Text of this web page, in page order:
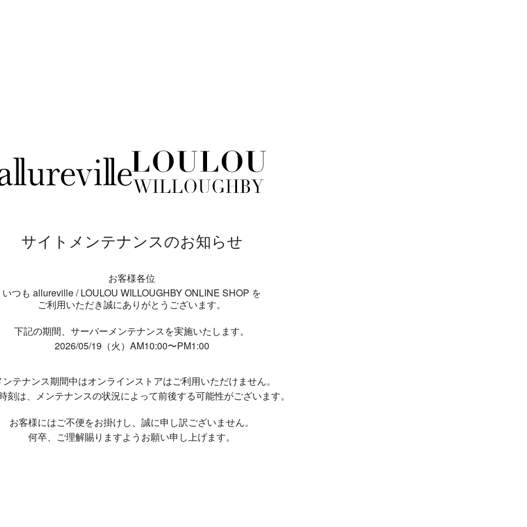
サイトメンテナンスのお知らせ
お客様各位
いつも allureville / LOULOU WILLOUGHBY ONLINE SHOP を
ご利用いただき誠にありがとうございます。
下記の期間、サーバーメンテナンスを実施いたします。
2026/05/19（火）AM10:00〜PM1:00
ンテナンス期間中はオンラインストアはご利用いただけません。
刻は、メンテナンスの状況によって前後する可能性がございます。
お客様にはご不便をお掛けし、 誠に申し訳ございません。
何卒、ご理解賜りますようお願い申し上げます。